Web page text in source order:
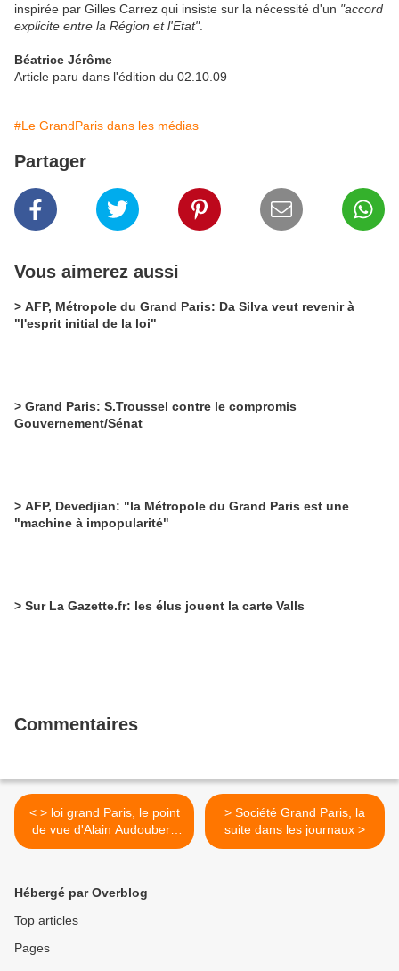
inspirée par Gilles Carrez qui insiste sur la nécessité d'un "accord
explicite entre la Région et l'Etat".
Béatrice Jérôme
Article paru dans l'édition du 02.10.09
#Le GrandParis dans les médias
Partager
Vous aimerez aussi
> AFP, Métropole du Grand Paris: Da Silva veut revenir à
"l'esprit initial de la loi"
> Grand Paris: S.Troussel contre le compromis
Gouvernement/Sénat
> AFP, Devedjian: "la Métropole du Grand Paris est une
"machine à impopularité"
> Sur La Gazette.fr: les élus jouent la carte Valls
Commentaires
< > loi grand Paris, le point
de vue d'Alain Audoubert,
maire de Vitry
> Société Grand Paris, la
suite dans les journaux >
Hébergé par Overblog
Top articles
Pages